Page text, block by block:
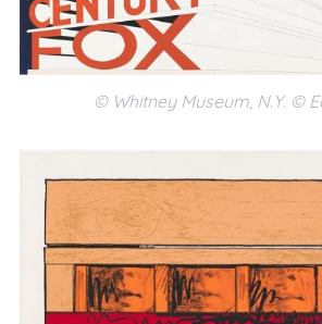
© Whitney Museum, N.Y. ©